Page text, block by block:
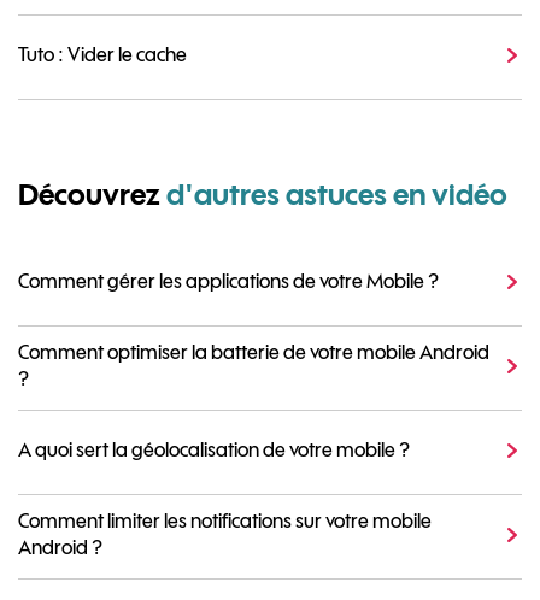
Tuto : Vider le cache
Découvrezd'autres astuces en vidéo
Comment gérer les applications de votre Mobile ?
Comment optimiser la batterie de votre mobile Android
?
A quoi sert la géolocalisation de votre mobile ?
Comment limiter les notifications sur votre mobile
Android ?